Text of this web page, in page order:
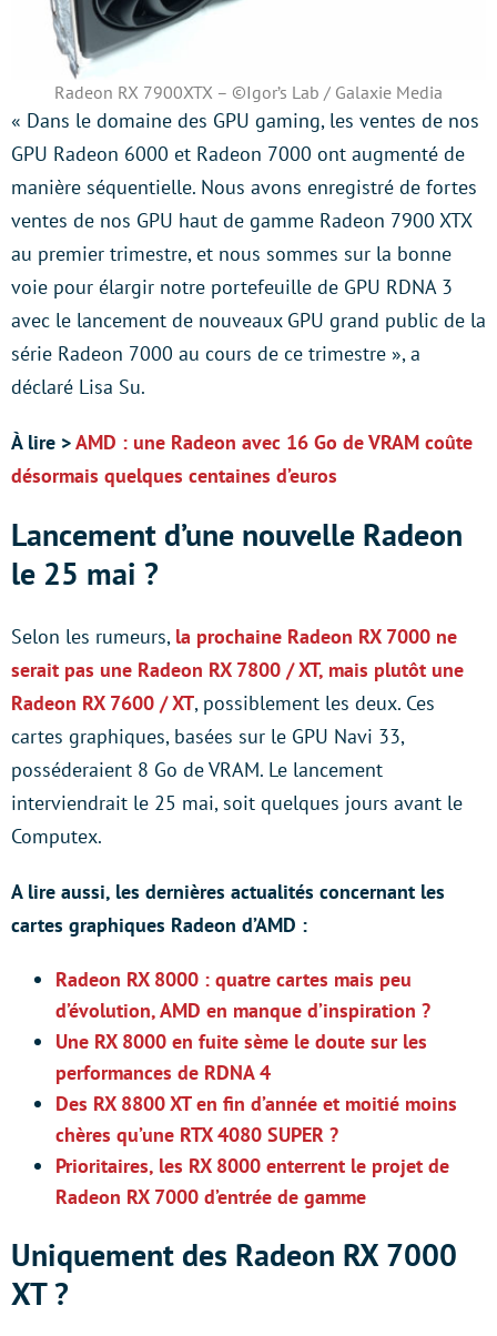
Radeon RX 7900XTX – ©Igor’s Lab / Galaxie Media
« Dans le domaine des GPU gaming, les ventes de nos
GPU Radeon 6000 et Radeon 7000 ont augmenté de
manière séquentielle. Nous avons enregistré de fortes
ventes de nos GPU haut de gamme Radeon 7900 XTX
au premier trimestre, et nous sommes sur la bonne
voie pour élargir notre portefeuille de GPU RDNA 3
avec le lancement de nouveaux GPU grand public de la
série Radeon 7000 au cours de ce trimestre », a
déclaré Lisa Su.
À lire >AMD : une Radeon avec 16 Go de VRAM coûte
désormais quelques centaines d’euros
Lancement d’une nouvelle Radeon
le 25 mai ?
Selon les rumeurs, la prochaine Radeon RX 7000 ne
serait pas une Radeon RX 7800 / XT, mais plutôt une
Radeon RX 7600 / XT, possiblement les deux. Ces
cartes graphiques, basées sur le GPU Navi 33,
posséderaient 8 Go de VRAM. Le lancement
interviendrait le 25 mai, soit quelques jours avant le
Computex.
A lire aussi, les dernières actualités concernant les
cartes graphiques Radeon d’AMD :
Radeon RX 8000 : quatre cartes mais peu
d’évolution, AMD en manque d’inspiration ?
Une RX 8000 en fuite sème le doute sur les
performances de RDNA 4
Des RX 8800 XT en fin d’année et moitié moins
chères qu’une RTX 4080 SUPER ?
Prioritaires, les RX 8000 enterrent le projet de
Radeon RX 7000 d’entrée de gamme
Uniquement des Radeon RX 7000
XT ?